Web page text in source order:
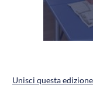
Unisci questa